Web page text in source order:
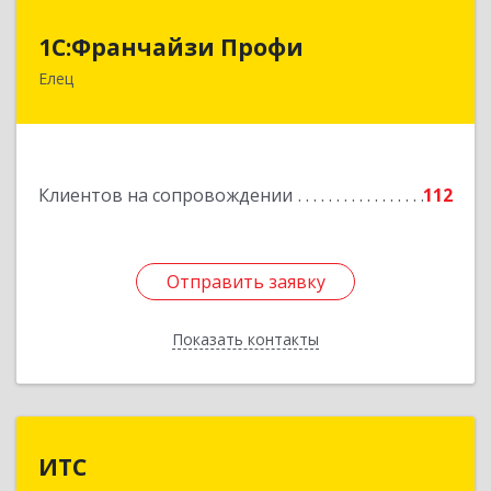
1С:Франчайзи Профи
Елец
Клиентов на сопровождении 112
Отправить заявку
Показать контакты
1С:Франчайзи Профи
Отправить заявку
Назад
ИТС